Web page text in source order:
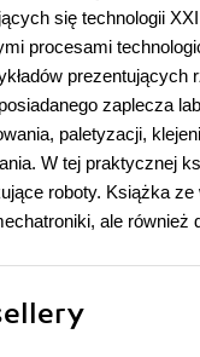
się technologii
procesami
zaplecza
paletyzacji,
W tej praktycznej
roboty. Książka
ale